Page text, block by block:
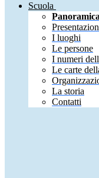
Scuola
Panoramica
I luoghi
Le persone
I numeri
Le carte
La storia
Contatti